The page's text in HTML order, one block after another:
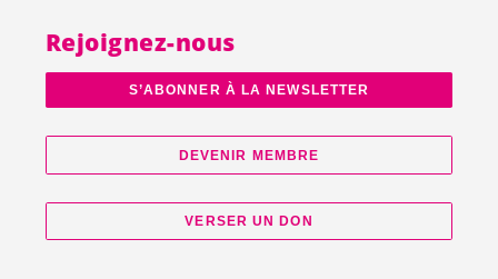
Rejoignez-nous
S’ABONNER À LA NEWSLETTER
DEVENIR MEMBRE
VERSER UN DON